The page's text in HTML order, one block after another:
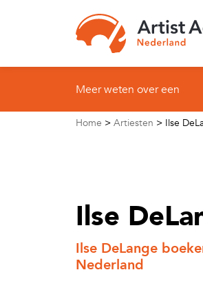
Naar hoofdinhoud
Meer weten over een
Home > Artiesten > Ilse
Ilse
Ilse DeLange
Nederland